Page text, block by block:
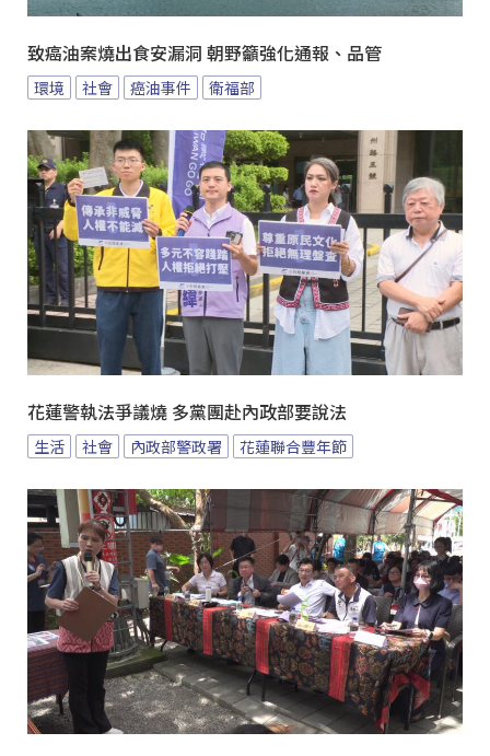
致癌油案燒出食安漏洞 朝野籲強化通報、品管
環境 社會 癌油事件 衛福部
花蓮警執法爭議燒 多黨團赴內政部要說法
生活 社會 內政部警政署 花蓮聯合豐年節